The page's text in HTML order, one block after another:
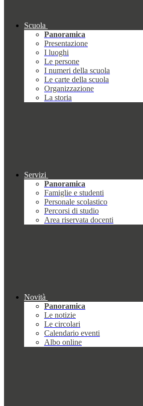
Scuola
Panoramica
Presentazione
I luoghi
Le persone
I numeri della scuola
Le carte della scuola
Organizzazione
La storia
Servizi
Panoramica
Famiglie e studenti
Personale scolastico
Percorsi di studio
Area riservata docenti
Novità
Panoramica
Le notizie
Le circolari
Calendario eventi
Albo online